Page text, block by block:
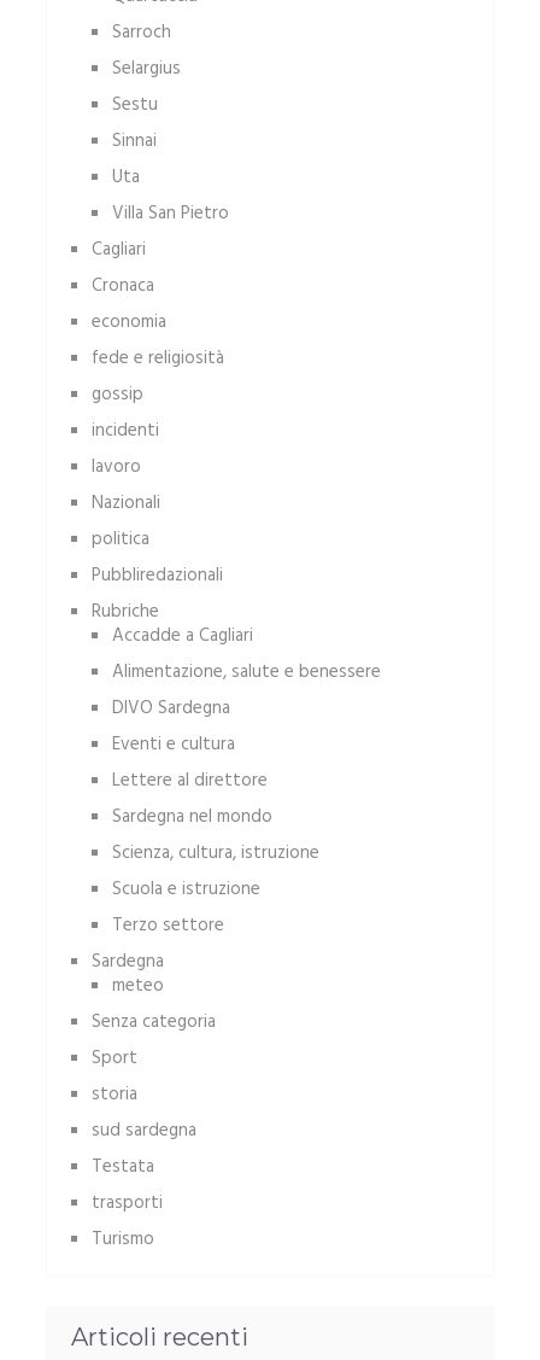
Sarroch
Selargius
Sestu
Sinnai
Uta
Villa San Pietro
Cagliari
Cronaca
economia
fede e religiosità
gossip
incidenti
lavoro
Nazionali
politica
Pubbliredazionali
Rubriche
Accadde a Cagliari
Alimentazione, salute e benessere
DIVO Sardegna
Eventi e cultura
Lettere al direttore
Sardegna nel mondo
Scienza, cultura, istruzione
Scuola e istruzione
Terzo settore
Sardegna
meteo
Senza categoria
Sport
storia
sud sardegna
Testata
trasporti
Turismo
Articoli recenti